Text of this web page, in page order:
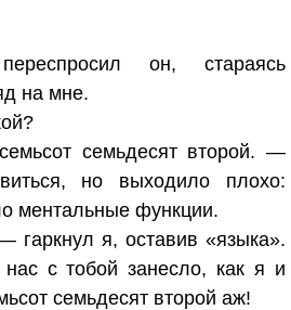
он, стараясь
на мне.
семьдесят второй. —
но выходило плохо:
ментальные функции.
я, оставив «языка».
с тобой занесло, как я и
семьдесят второй аж!